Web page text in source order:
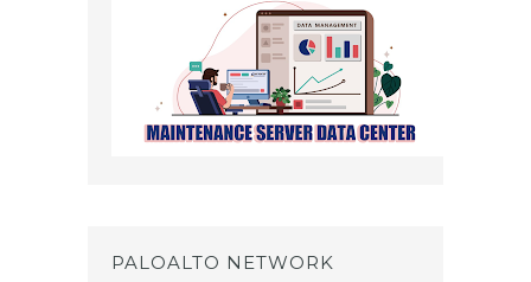
PALOALTO NETWORK